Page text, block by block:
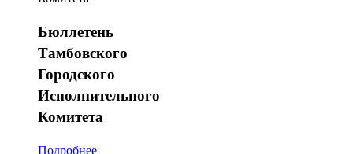
Бюллетень
Тамбовского
Городского
Исполнительного
Комитета
Подробнее